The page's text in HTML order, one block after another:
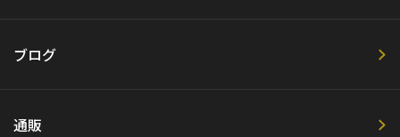
ブログ
通販